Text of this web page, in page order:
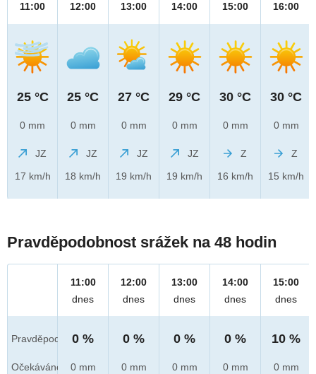
11:00
25 °C
0 mm
JZ
17 km/h
12:00
25 °C
0 mm
JZ
18 km/h
13:00
27 °C
0 mm
JZ
19 km/h
14:00
29 °C
0 mm
JZ
19 km/h
15:00
30 °C
0 mm
Z
16 km/h
16:00
30 °C
0 mm
Z
15 km/h
Pravděpodobnost srážek na 48 hodin
Pravděpod.
Očekáváno
11:00
dnes
0 %
0 mm
12:00
dnes
0 %
0 mm
13:00
dnes
0 %
0 mm
14:00
dnes
0 %
0 mm
15:00
dnes
10 %
0 mm